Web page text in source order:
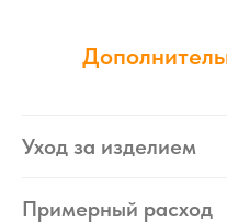
Уход за изделием
Примерный расход